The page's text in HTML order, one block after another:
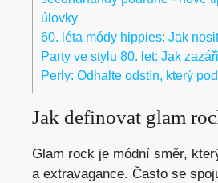
úlovky
60. léta módy hippies: Jak
Party ve stylu 80. let: Jak
Perly: Odhalte odstín, který
Jak definovat glam
Glam rock je módní směr,
a extravagance. Často se